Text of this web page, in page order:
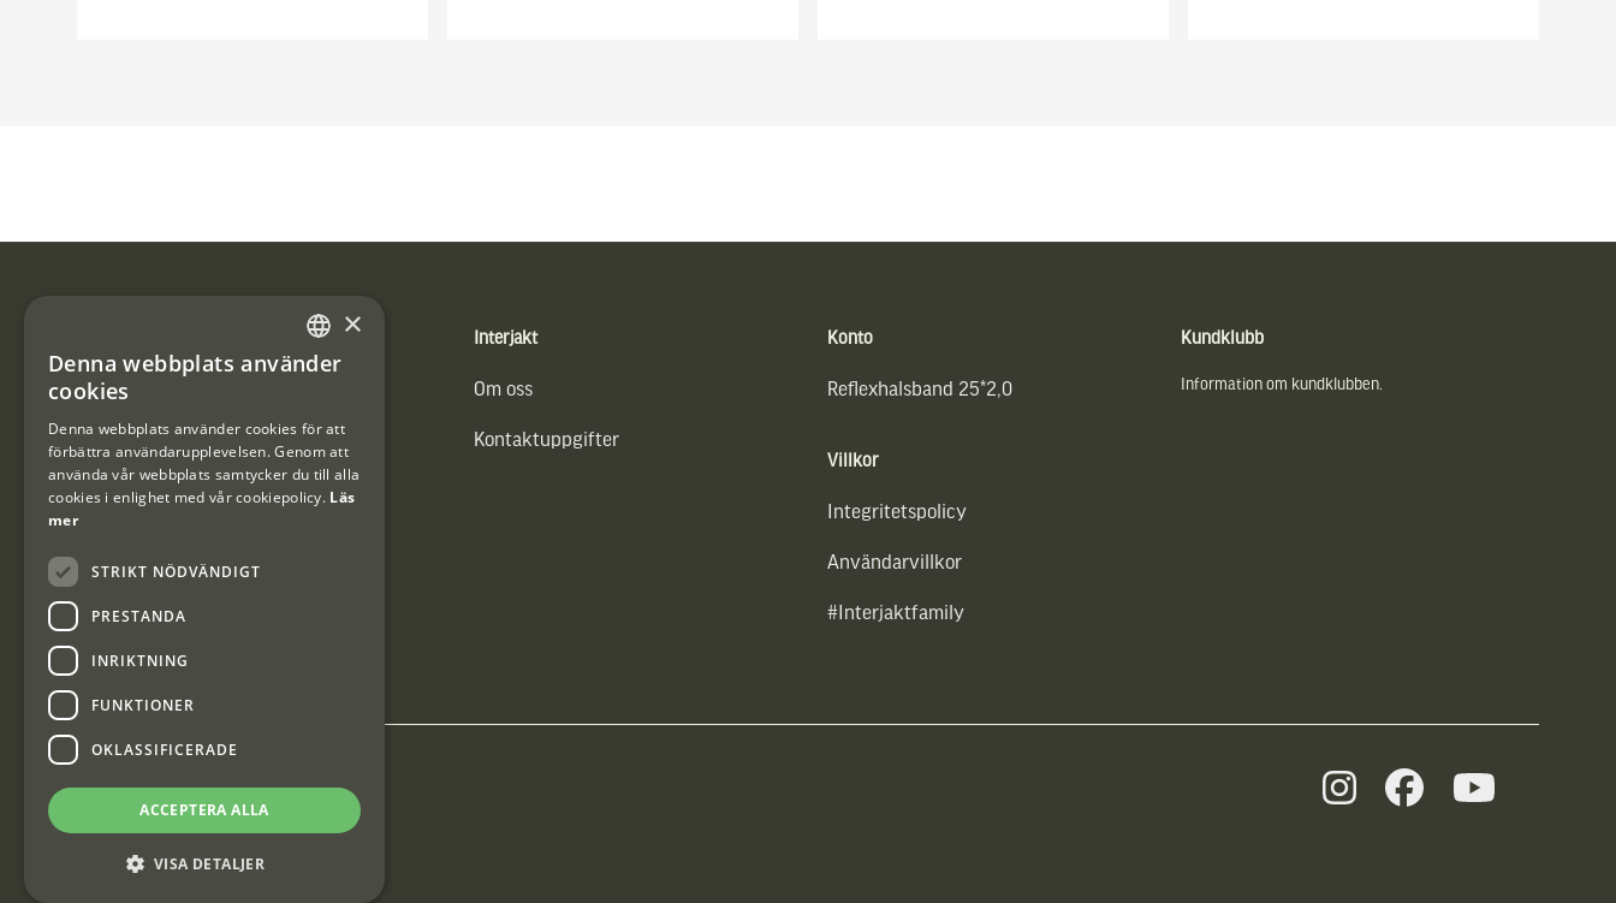
Vännäs Friluftbyxa
Interjakt
Om oss
Kontaktuppgifter
Konto
Reflexhalsband 25*2,0
Villkor
Integritetspolicy
Användarvillkor
#Interjaktfamily
Kundklubb
Information om kundklubben.
Interjakt Sweden AB, Årjäng
Org: 553222-3915
SWEDISH
×
Denna webbplats använder
cookies
Denna webbplats använder cookies för att
förbättra användarupplevelsen. Genom att
använda vår webbplats samtycker du till alla
cookies i enlighet med vår cookiepolicy. Läs
mer
STRIKT NÖDVÄNDIGT
PRESTANDA
INRIKTNING
FUNKTIONER
OKLASSIFICERADE
ACCEPTERA ALLA
VISA DETALJER